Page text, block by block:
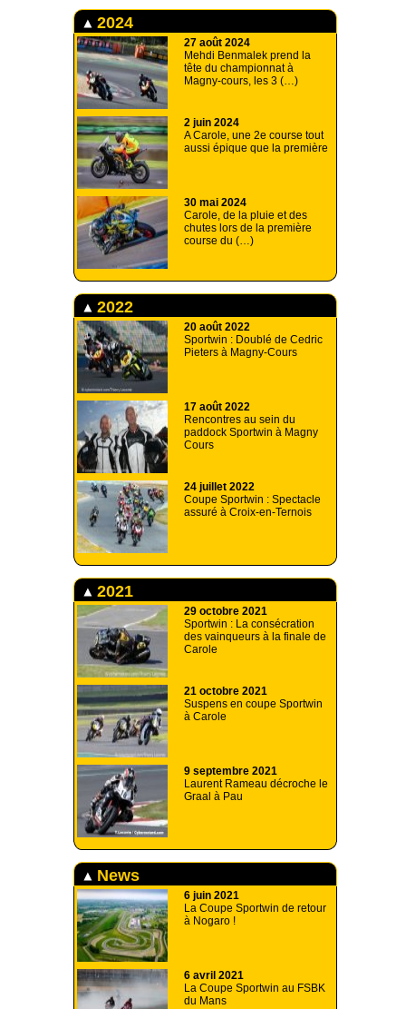
2024
27 août 2024
Mehdi Benmalek prend la
tête du championnat à
Magny-cours, les 3 (…)
2 juin 2024
A Carole, une 2e course tout
aussi épique que la première
30 mai 2024
Carole, de la pluie et des
chutes lors de la première
course du (…)
2022
20 août 2022
Sportwin : Doublé de Cedric
Pieters à Magny-Cours
17 août 2022
Rencontres au sein du
paddock Sportwin à Magny
Cours
24 juillet 2022
Coupe Sportwin : Spectacle
assuré à Croix-en-Ternois
2021
29 octobre 2021
Sportwin : La consécration
des vainqueurs à la finale de
Carole
21 octobre 2021
Suspens en coupe Sportwin
à Carole
9 septembre 2021
Laurent Rameau décroche le
Graal à Pau
News
6 juin 2021
La Coupe Sportwin de retour
à Nogaro !
6 avril 2021
La Coupe Sportwin au FSBK
du Mans